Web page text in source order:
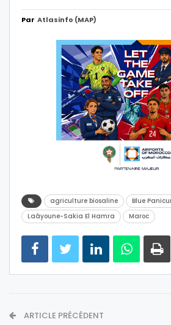
Par Atlasinfo (MAP)
agriculture biosaline
Blue
Laâyoune-Sakia El Hamra
Maroc
ARTICLE PRÉCÉDENT